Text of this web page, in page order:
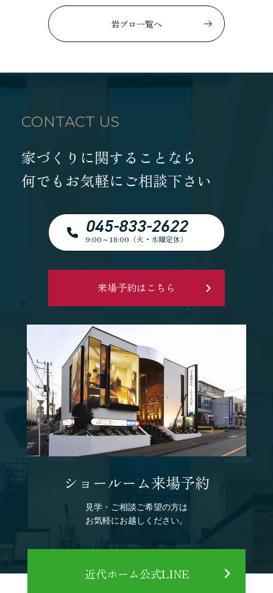
岩ブロ一覧へ
CONTACT US
家づくりに関することなら
何でもお気軽にご相談下さい
045-833-2622
9:00～18:00（火・水曜定休）
来場予約はこちら
ショールーム来場予約
見学・ご相談ご希望の方は
お気軽にお越しください。
近代ホーム公式LINE